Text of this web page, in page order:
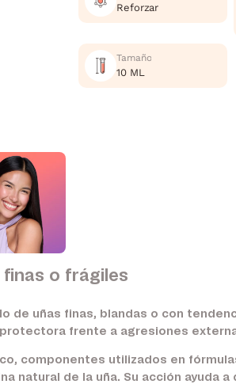
Reforzar
Tamaño
10 ML
finas o frágiles
de uñas finas, blandas o con
frente a agresiones
componentes utilizados en
natural de la uña. Su acción ayuda a